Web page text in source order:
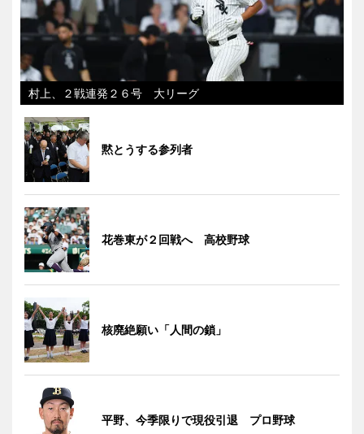
村上、２戦連発２６号 大リーグ
黙とうする参列者
花巻東が２回戦へ 高校野球
核廃絶願い「人間の鎖」
平野、今季限りで現役引退 プロ野球